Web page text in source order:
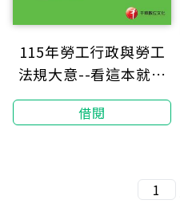
115年勞工行政與勞工
法規大意--看這本就夠
了［初等考試］
借閱